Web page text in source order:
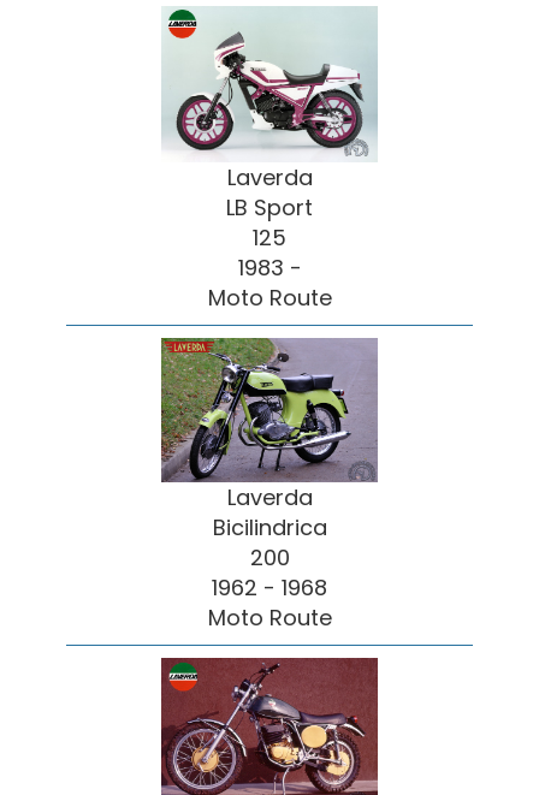
Laverda
LB Sport
125
1983 -
Moto Route
Laverda
Bicilindrica
200
1962 - 1968
Moto Route